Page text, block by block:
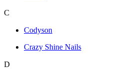
C
Codyson
Crazy Shine Nails
D